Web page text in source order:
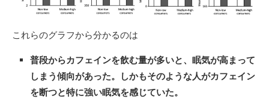
これらのグラフから分かるのは
普段からカフェインを飲む量が多いと、眠気が高まって
しまう傾向があった。しかもそのような人がカフェイン
を断つと特に強い眠気を感じていた。